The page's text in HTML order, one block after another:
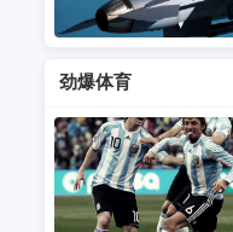
劲爆体育